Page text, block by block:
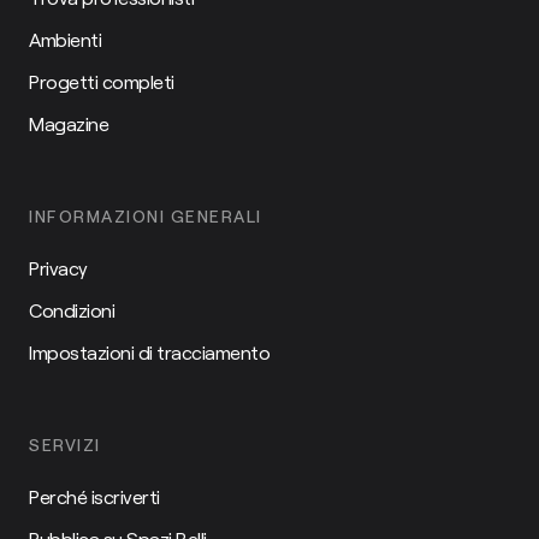
Ambienti
Progetti completi
Magazine
INFORMAZIONI GENERALI
Privacy
Condizioni
Impostazioni di tracciamento
SERVIZI
Perché iscriverti